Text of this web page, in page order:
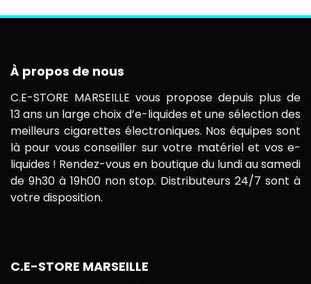
À propos de nous
C.E-STORE MARSEILLE vous propose depuis plus de
13 ans un large choix d’e-liquides et une sélection des
meilleurs cigarettes électroniques. Nos équipes sont
là pour vous conseiller sur votre matériel et vos e-
liquides ! Rendez-vous en boutique du lundi au samedi
de 9h30 à 19h00 non stop. Distributeurs 24/7 sont à
votre disposition.
C.E-STORE MARSEILLE